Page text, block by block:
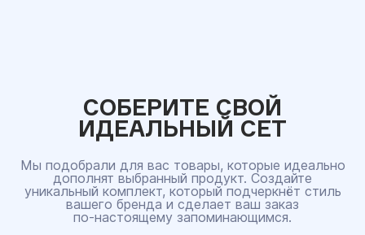
СОБЕРИТЕ СВОЙ
ИДЕАЛЬНЫЙ СЕТ
Мы подобрали для вас товары, которые идеально
дополнят выбранный продукт. Создайте
уникальный комплект, который подчеркнёт стиль
вашего бренда и сделает ваш заказ
по‑настоящему запоминающимся.